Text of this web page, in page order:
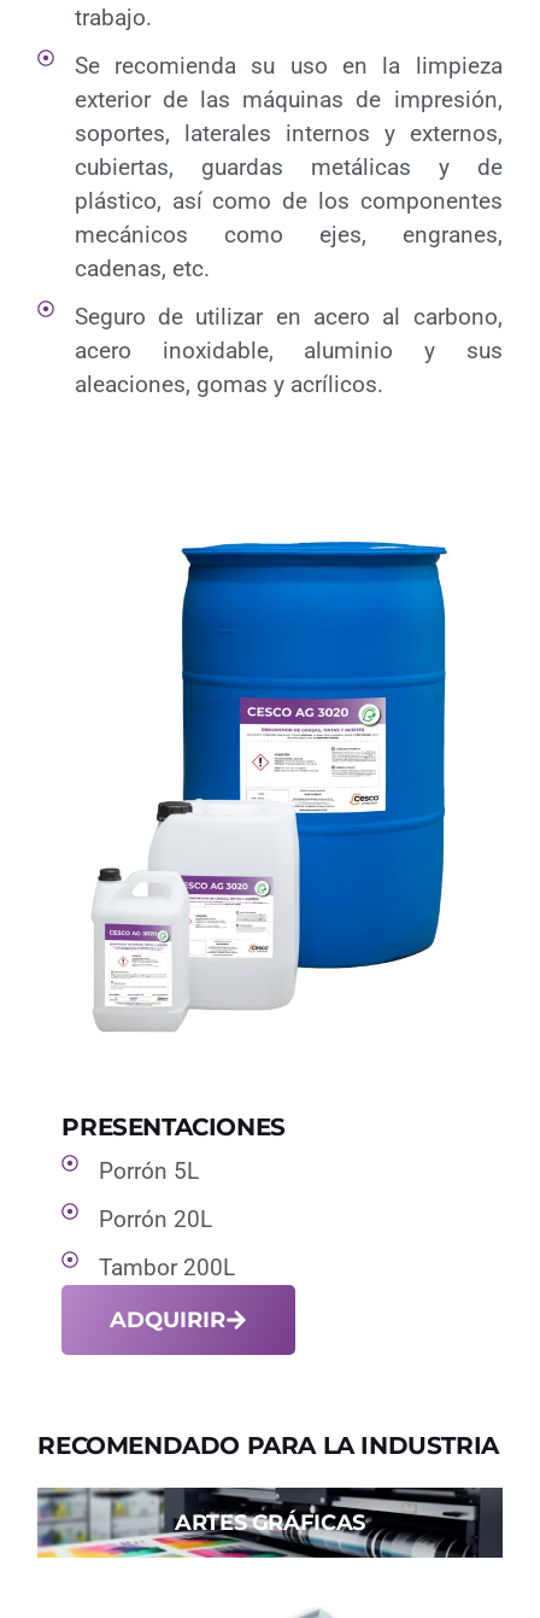
trabajo.
Se recomienda su uso en la limpieza
exterior de las máquinas de impresión,
soportes, laterales internos y externos,
cubiertas, guardas metálicas y de
plástico, así como de los componentes
mecánicos como ejes, engranes,
cadenas, etc.
Seguro de utilizar en acero al carbono,
acero inoxidable, aluminio y sus
aleaciones, gomas y acrílicos.
PRESENTACIONES
Porrón 5L
Porrón 20L
Tambor 200L
ADQUIRIR
RECOMENDADO PARA LA INDUSTRIA
ARTES GRÁFICAS